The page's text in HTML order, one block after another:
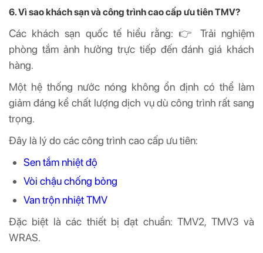
6. Vì sao khách sạn và công trình cao cấp ưu tiên TMV?
Các khách sạn quốc tế hiểu rằng: 👉 Trải nghiệm
phòng tắm ảnh hưởng trực tiếp đến đánh giá khách
hàng.
Một hệ thống nước nóng không ổn định có thể làm
giảm đáng kể chất lượng dịch vụ dù công trình rất sang
trọng.
Đây là lý do các công trình cao cấp ưu tiên:
Sen tắm nhiệt độ
Vòi chậu chống bỏng
Van trộn nhiệt TMV
Đặc biệt là các thiết bị đạt chuẩn: TMV2, TMV3 và
WRAS.